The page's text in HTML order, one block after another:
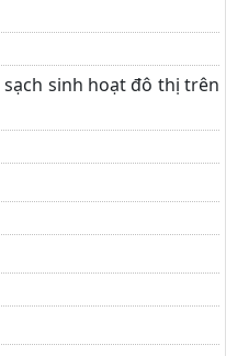
sinh hoạt đô thị trên